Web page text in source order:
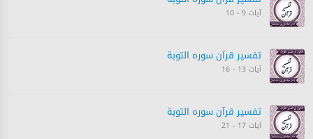
آیات 9 - 10
تفسیر قرآن سورہ ‎التوبة‎
آیات 13 - 16
تفسیر قرآن سورہ ‎التوبة‎
آیات 17 - 21